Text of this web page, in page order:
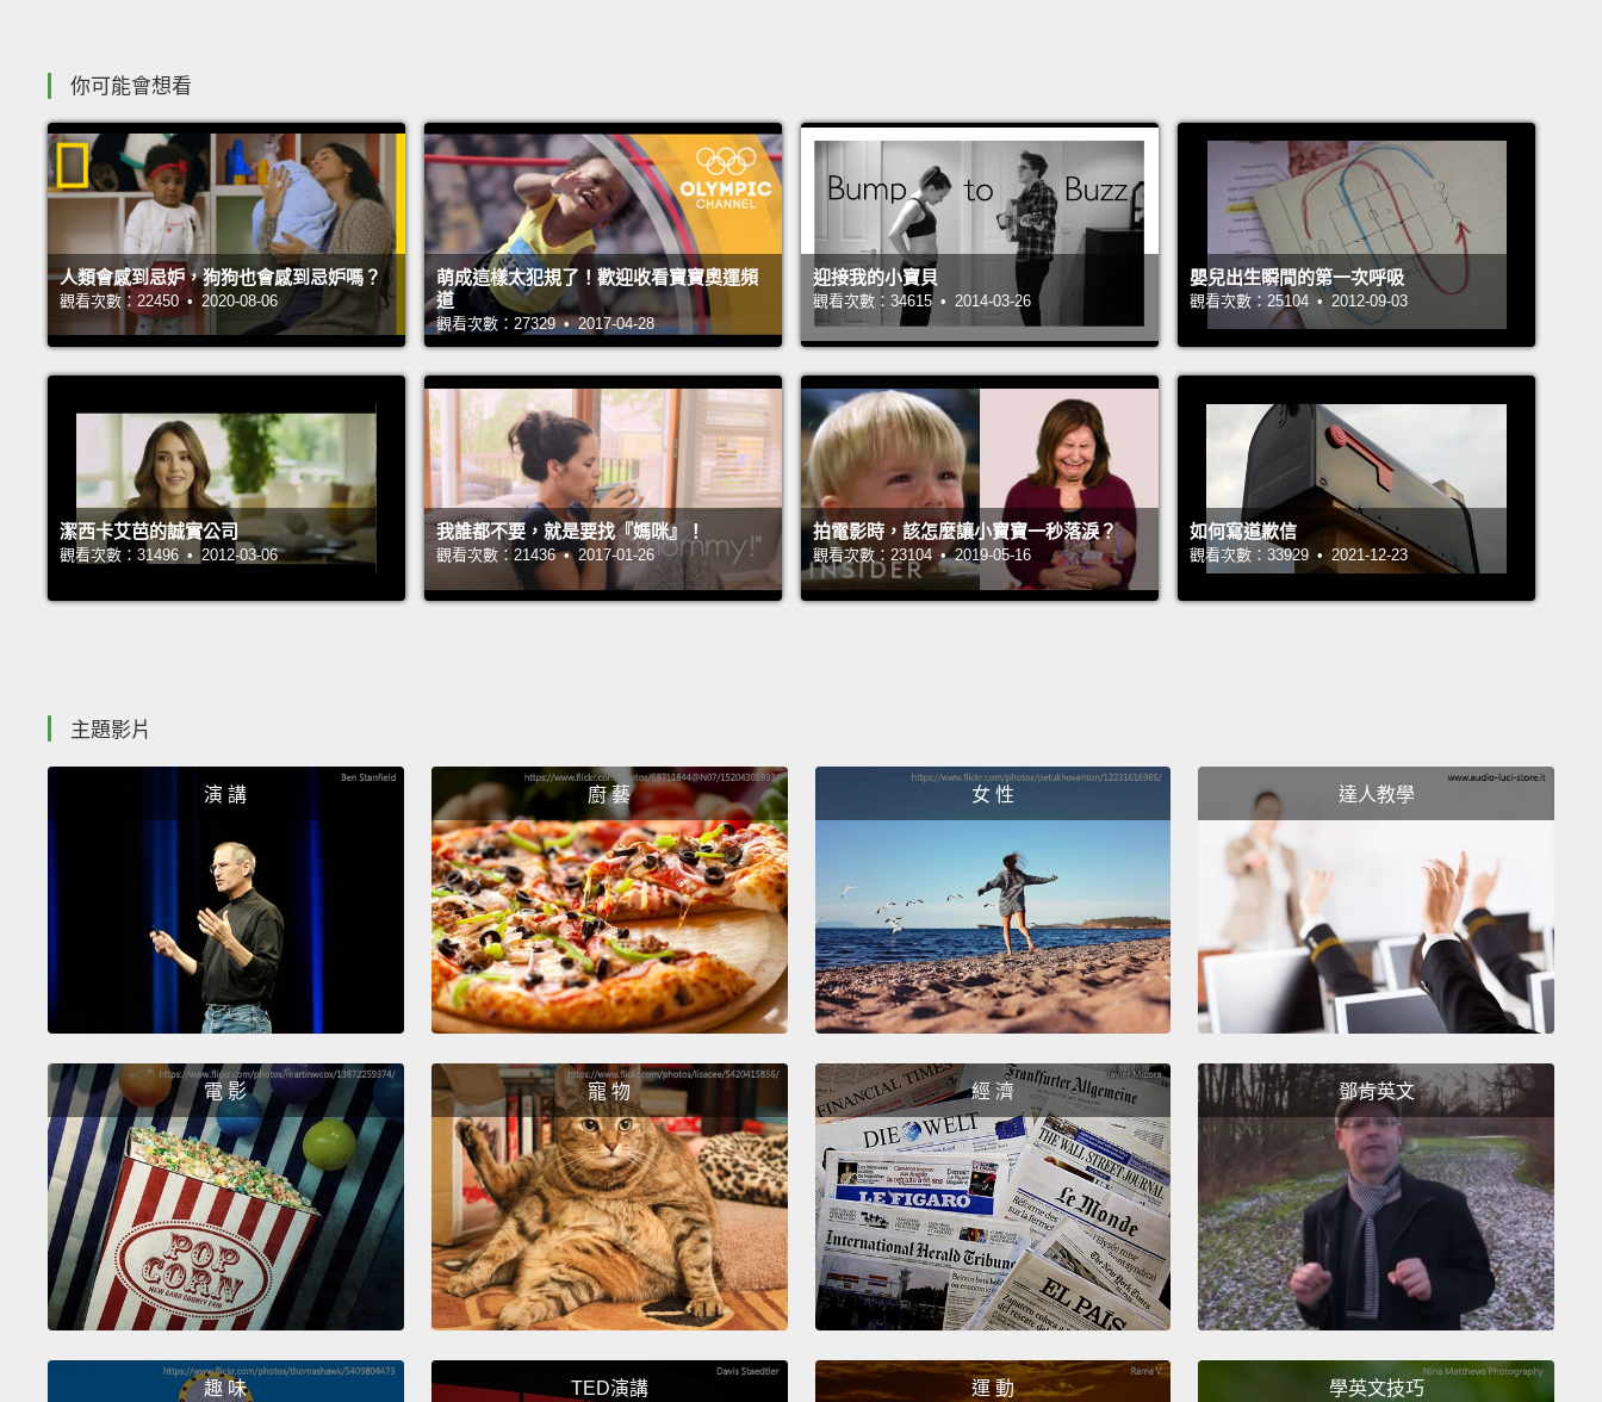
She'll be right.
安啦!她 ok 的。
The Lazy Dad
懶惰的爸爸
Hurry up. Come on.
快點。過來。
The Panic Dad
焦慮的爸爸
She's, like, baby height, here, runs a lot—oh, no, she was
just behind me. I found her.
That "Forgot the Shopping List" Dad
「忘記帶購物清單」的爸爸
The Embarrassed Dad
尷尬的爸爸
Hey, no, no. I don't need...I don't need condom.
Put...put
嘿，不是、不是。我不需要...我不需要保險套啦。把...把保險
套放回去。那些不是...
The Tired Dad
疲累的爸爸
The "Clean up on Aisle Three"
「請幫我清理第三條走道」的爸爸
That was how to go grocery shopping with a baby.
你可能會想看
人類會感到忌妒，狗狗也會感到忌妒嗎？
觀看次數：22450 • 2020-08-06
萌成這樣太犯規了！歡迎收看寶寶奧運頻
道
觀看次數：27329 • 2017-04-28
迎接我的小寶貝
觀看次數：34615 • 2014-03-26
嬰兒出生瞬間的第一次呼吸
觀看次數：25104 • 2012-09-03
潔西卡艾芭的誠實公司
觀看次數：31496 • 2012-03-06
我誰都不要，就是要找『媽咪』！
觀看次數：21436 • 2017-01-26
拍電影時，該怎麼讓小寶寶一秒落淚？
觀看次數：23104 • 2019-05-16
如何寫道歉信
觀看次數：33929 • 2021-12-23
主題影片
演 講 廚 藝 女 性 達人教學
電 影 寵 物 經 濟 鄧肯英文
趣 味 TED演講 運 動 學英文技巧